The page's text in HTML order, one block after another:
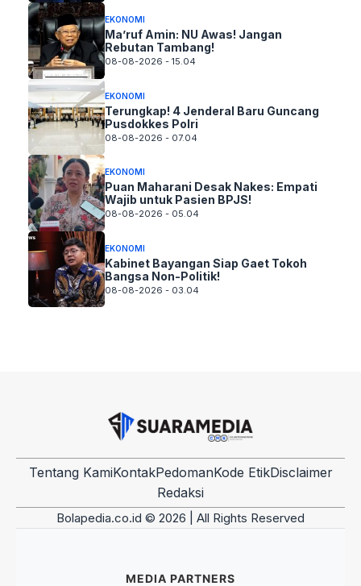
EKONOMI
Ma’ruf Amin: NU Awas! Jangan
Rebutan Tambang!
08-08-2026 - 15.04
EKONOMI
Terungkap! 4 Jenderal Baru Guncang
Pusdokkes Polri
08-08-2026 - 07.04
EKONOMI
Puan Maharani Desak Nakes: Empati
Wajib untuk Pasien BPJS!
08-08-2026 - 05.04
EKONOMI
Kabinet Bayangan Siap Gaet Tokoh
Bangsa Non-Politik!
08-08-2026 - 03.04
Tentang KamiKontakPedomanKode EtikDisclaimer
Redaksi
Bolapedia.co.id © 2026 | All Rights Reserved
MEDIA PARTNERS